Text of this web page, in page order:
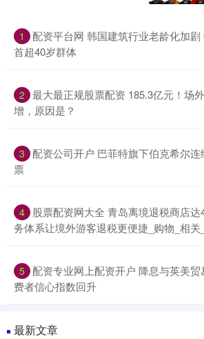
1
配资平台网 韩国建筑行业老龄化加
首超40岁群体
2 最大最正规股票配资 185.3亿元！场
增，原因是？
3 配资公司开户 巴菲特旗下伯克希尔
票
4
股票配资网大全 青岛离境退税商店
务体系让境外游客退税更便捷_购物_相关
5 配资专业网上配资开户 降息与英美
费者信心指数回升
最新文章